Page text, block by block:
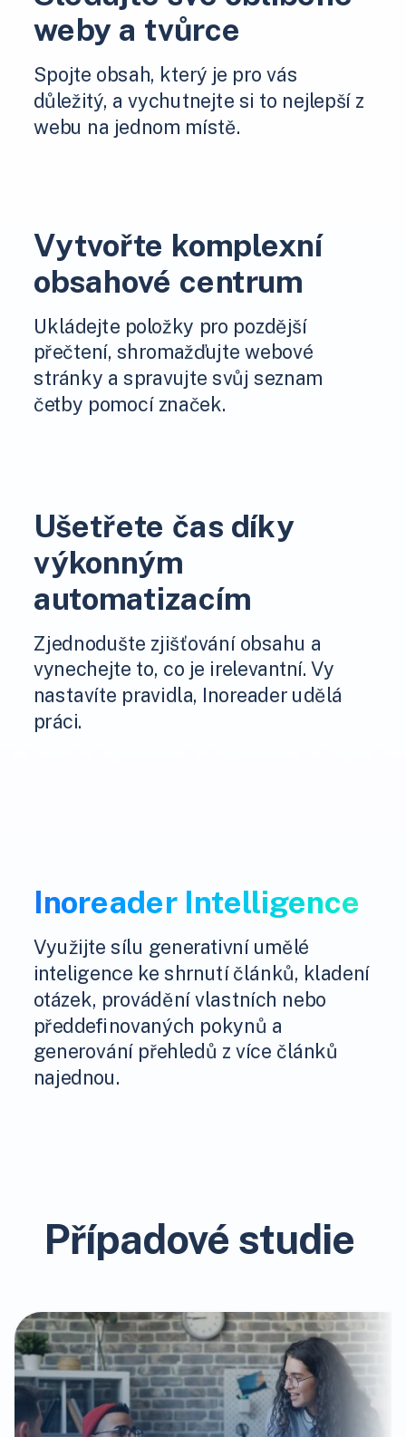
weby a tvůrce
Spojte obsah, který je pro vás
důležitý, a vychutnejte si to nejlepší z
webu na jednom místě.
Vytvořte komplexní
obsahové centrum
Ukládejte položky pro pozdější
přečtení, shromažďujte webové
stránky a spravujte svůj seznam
četby pomocí značek.
Ušetřete čas díky
výkonným
automatizacím
Zjednodušte zjišťování obsahu a
vynechejte to, co je irelevantní. Vy
nastavíte pravidla, Inoreader udělá
práci.
Inoreader Intelligence
Využijte sílu generativní umělé
inteligence ke shrnutí článků, kladení
otázek, provádění vlastních nebo
předdefinovaných pokynů a
generování přehledů z více článků
najednou.
Případové studie